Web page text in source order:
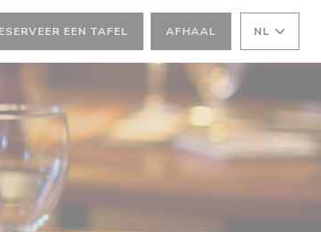
EEN TAFEL AFHAAL NL